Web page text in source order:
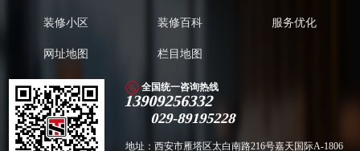
装修小区 装修百科 服务优化
网址地图 栏目地图
全国统一咨询热线
13909256332
029-89195228
地址：西安市雁塔区太白南路216号嘉天国际A-1806